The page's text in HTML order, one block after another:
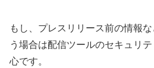
もし、プレスリリース前の情報
う場合は配信ツールのセキュリ
心です。